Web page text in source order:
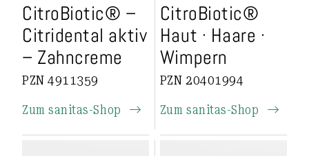
CitroBiotic® –
Citridental aktiv
– Zahncreme
PZN 4911359
Zum sanitas-Shop
CitroBiotic®
Haut · Haare ·
Wimpern
PZN 20401994
Zum sanitas-Shop